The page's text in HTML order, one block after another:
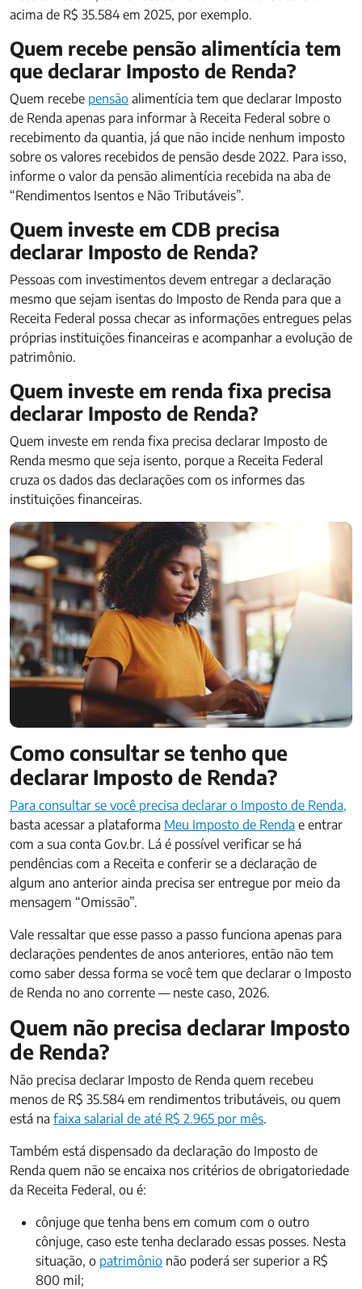
acima de R$ 35.584 em 2025, por exemplo.
Quem recebe pensão alimentícia tem
que declarar Imposto de Renda?
Quem recebe pensão alimentícia tem que declarar Imposto
de Renda apenas para informar à Receita Federal sobre o
recebimento da quantia, já que não incide nenhum imposto
sobre os valores recebidos de pensão desde 2022. Para isso,
informe o valor da pensão alimentícia recebida na aba de
“Rendimentos Isentos e Não Tributáveis”.
Quem investe em CDB precisa
declarar Imposto de Renda?​
Pessoas com investimentos devem entregar a declaração
mesmo que sejam isentas do Imposto de Renda para que a
Receita Federal possa checar as informações entregues pelas
próprias instituições financeiras e acompanhar a evolução de
patrimônio.
Quem investe em renda fixa precisa
declarar Imposto de Renda​​?
Quem investe em renda fixa precisa declarar Imposto de
Renda mesmo que seja isento, porque a Receita Federal
cruza os dados das declarações com os informes das
instituições financeiras.
Como consultar se tenho que
declarar Imposto de Renda?
Para consultar se você precisa declarar o Imposto de Renda,
basta acessar a plataforma Meu Imposto de Renda e entrar
com a sua conta Gov.br. Lá é possível verificar se há
pendências com a Receita e conferir se a declaração de
algum ano anterior ainda precisa ser entregue por meio da
mensagem “Omissão”.
Vale ressaltar que esse passo a passo funciona apenas para
declarações pendentes de anos anteriores, então não tem
como saber dessa forma se você tem que declarar o Imposto
de Renda no ano corrente — neste caso, 2026.
Quem não precisa declarar Imposto
de Renda?
Não precisa declarar Imposto de Renda quem recebeu
menos de R$ 35.584 em rendimentos tributáveis, ou quem
está na faixa salarial de até R$ 2.965 por mês.
Também está dispensado da declaração do Imposto de
Renda quem não se encaixa nos critérios de obrigatoriedade
da Receita Federal, ou é:
cônjuge que tenha bens em comum com o outro
cônjuge, caso este tenha declarado essas posses. Nesta
situação, o patrimônio não poderá ser superior a R$
800 mil;